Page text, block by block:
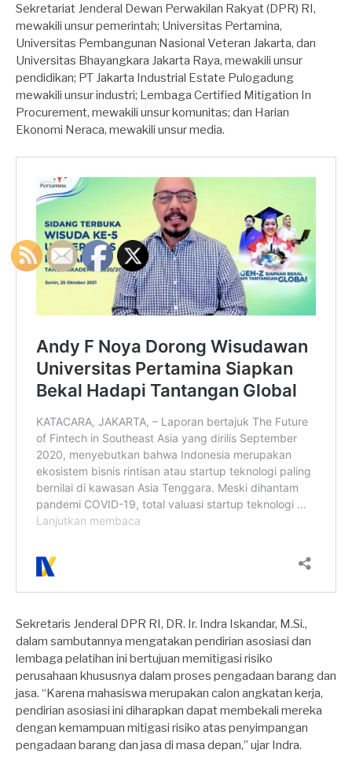
Sekretariat Jenderal Dewan Perwakilan Rakyat (DPR) RI,
mewakili unsur pemerintah; Universitas Pertamina,
Universitas Pembangunan Nasional Veteran Jakarta, dan
Universitas Bhayangkara Jakarta Raya, mewakili unsur
pendidikan; PT Jakarta Industrial Estate Pulogadung
mewakili unsur industri; Lembaga Certified Mitigation In
Procurement, mewakili unsur komunitas; dan Harian
Ekonomi Neraca, mewakili unsur media.
Sekretaris Jenderal DPR RI, DR. Ir. Indra Iskandar, M.Si.,
dalam sambutannya mengatakan pendirian asosiasi dan
lembaga pelatihan ini bertujuan memitigasi risiko
perusahaan khususnya dalam proses pengadaan barang dan
jasa. “Karena mahasiswa merupakan calon angkatan kerja,
pendirian asosiasi ini diharapkan dapat membekali mereka
dengan kemampuan mitigasi risiko atas penyimpangan
pengadaan barang dan jasa di masa depan,” ujar Indra.